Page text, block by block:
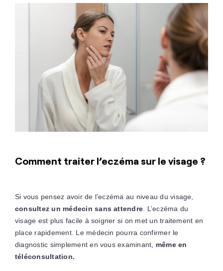
Comment traiter l’eczéma sur le visage ?
Si vous pensez avoir de l’eczéma au niveau du visage,
consultez un médecin sans attendre. L’eczéma du
visage est plus facile à soigner si on met un traitement en
place rapidement. Le médecin pourra confirmer le
diagnostic simplement en vous examinant, même en
téléconsultation.